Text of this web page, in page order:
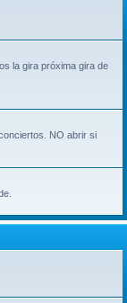
la gira próxima gira de
NO abrir si